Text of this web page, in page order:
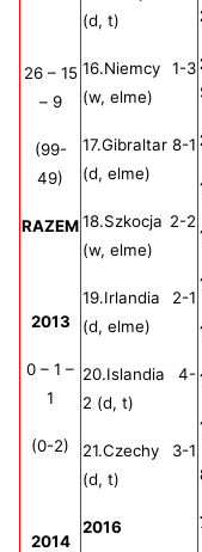
26 – 15
– 9
(99-
49)
RAZEM
2013
0 – 1 –
1
(0-2)
2014
(d, t)
16.Niemcy 1-3
(w, elme)
17.Gibraltar 8-1
(d, elme)
18.Szkocja 2-2
(w, elme)
19.Irlandia 2-1
(d, elme)
20.Islandia 4-
2 (d, t)
21.Czechy 3-1
(d, t)
2016